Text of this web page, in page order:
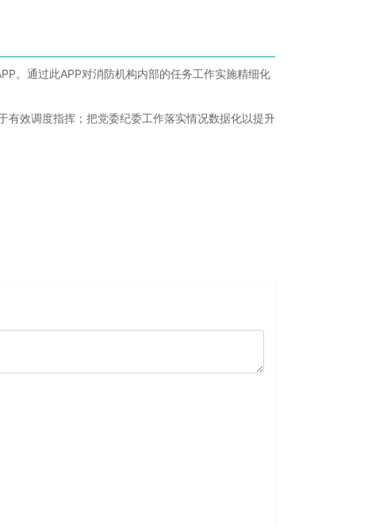
。通过此APP对消防机构内部的任务工作实施精细化
效调度指挥；把党委纪委工作落实情况数据化以提升